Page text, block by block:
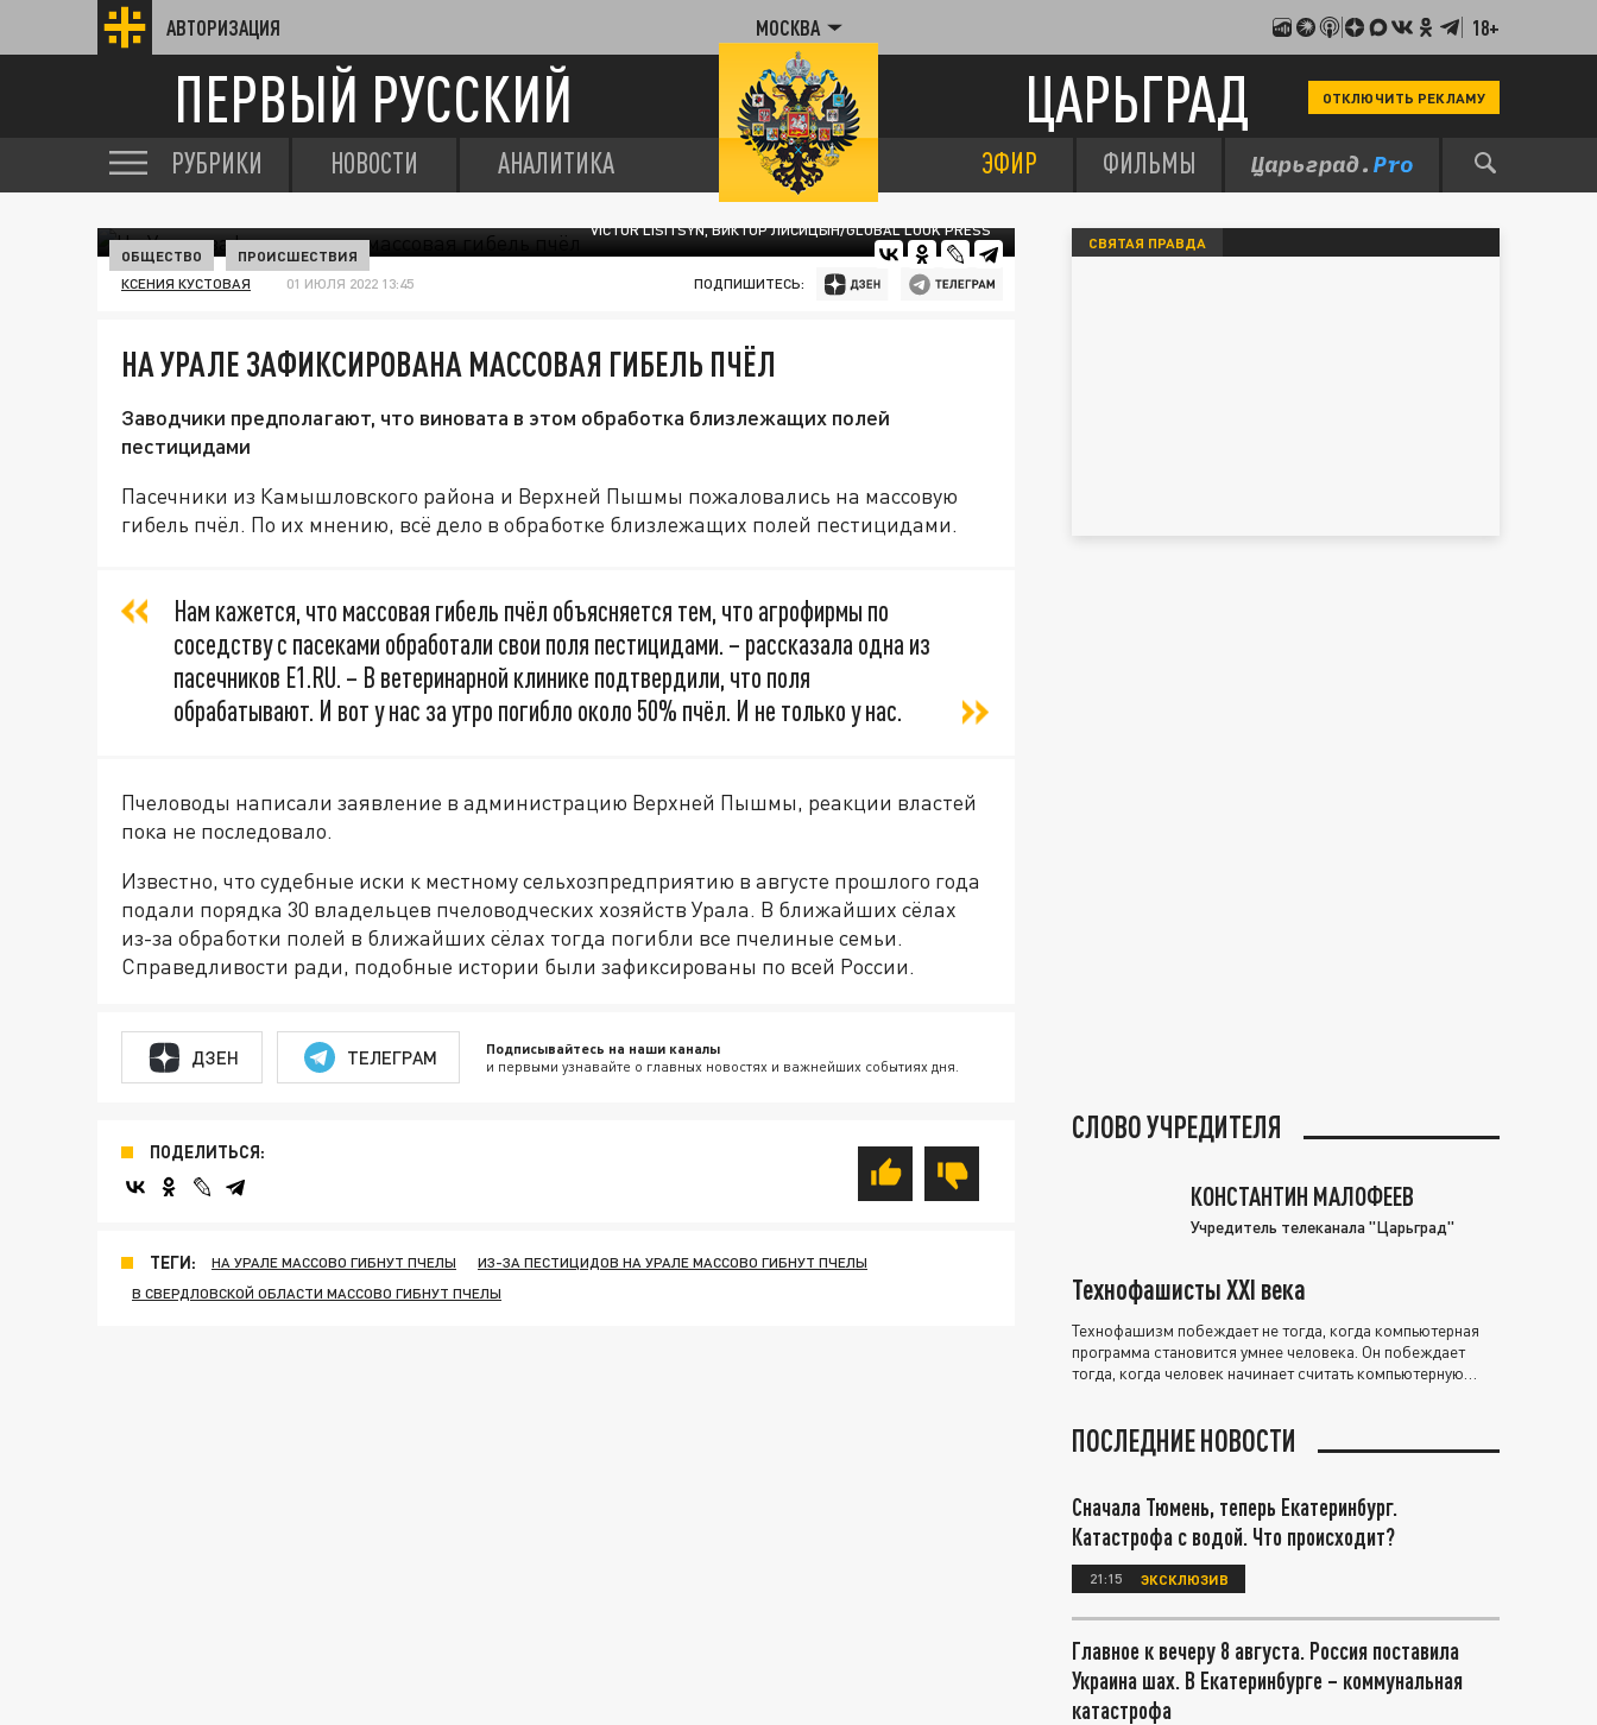
АВТОРИЗАЦИЯ МОСКВА 18+
ПЕРВЫЙ РУССКИЙ ЦАРЬГРАД ОТКЛЮЧИТЬ РЕКЛАМУ
РУБРИКИ НОВОСТИ АНАЛИТИКА ЭФИР ФИЛЬМЫ
VICTOR LISITSYN, ВИКТОР ЛИСИЦЫН/GLOBAL LOOK PRESS
ОБЩЕСТВО ПРОИСШЕСТВИЯ
КСЕНИЯ КУСТОВАЯ 01 ИЮЛЯ 2022 13:45 ПОДПИШИТЕСЬ:
НА УРАЛЕ ЗАФИКСИРОВАНА МАССОВАЯ ГИБЕЛЬ ПЧЁЛ
Заводчики предполагают, что виновата в этом обработка близлежащих полей
пестицидами
Пасечники из Камышловского района и Верхней Пышмы пожаловались на массовую
гибель пчёл. По их мнению, всё дело в обработке близлежащих полей пестицидами.
Нам кажется, что массовая гибель пчёл объясняется тем, что агрофирмы по
соседству с пасеками обработали свои поля пестицидами. – рассказала одна из
пасечников Е1.RU. – В ветеринарной клинике подтвердили, что поля
обрабатывают. И вот у нас за утро погибло около 50% пчёл. И не только у нас.
Пчеловоды написали заявление в администрацию Верхней Пышмы, реакции властей
пока не последовало.
Известно, что судебные иски к местному сельхозпредприятию в августе прошлого года
подали порядка 30 владельцев пчеловодческих хозяйств Урала. В ближайших сёлах
из-за обработки полей в ближайших сёлах тогда погибли все пчелиные семьи.
Справедливости ради, подобные истории были зафиксированы по всей России.
ДЗЕН ТЕЛЕГРАМ Подписывайтесь на наши каналы
и первыми узнавайте о главных новостях и важнейших событиях дня.
ПОДЕЛИТЬСЯ:
ТЕГИ: НА УРАЛЕ МАССОВО ГИБНУТ ПЧЕЛЫ
ИЗ-ЗА ПЕСТИЦИДОВ НА УРАЛЕ МАССОВО ГИБНУТ ПЧЕЛЫ
В СВЕРДЛОВСКОЙ ОБЛАСТИ МАССОВО ГИБНУТ ПЧЕЛЫ
СВЯТАЯ ПРАВДА
СЛОВО УЧРЕДИТЕЛЯ
КОНСТАНТИН МАЛОФЕЕВ
Учредитель телеканала "Царьград"
Технофашисты XXI века
Технофашизм побеждает не тогда, когда компьютерная
программа становится умнее человека. Он побеждает
тогда, когда человек начинает считать компьютерную
ПОСЛЕДНИЕ НОВОСТИ
Сначала Тюмень, теперь Екатеринбург.
Катастрофа с водой. Что происходит?
21:15 ЭКСКЛЮЗИВ
Главное к вечеру 8 августа. Россия поставила
Украина шах. В Екатеринбурге – коммунальная
катастрофа